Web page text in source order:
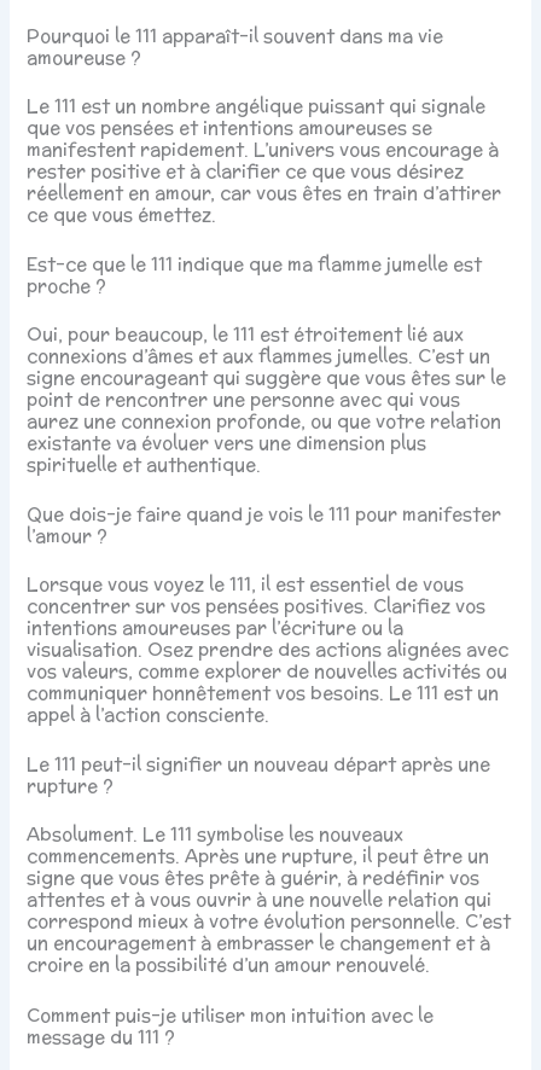
Pourquoi le 111 apparaît-il souvent dans ma vie
amoureuse ?
Le 111 est un nombre angélique puissant qui signale
que vos pensées et intentions amoureuses se
manifestent rapidement. L’univers vous encourage à
rester positive et à clarifier ce que vous désirez
réellement en amour, car vous êtes en train d’attirer
ce que vous émettez.
Est-ce que le 111 indique que ma flamme jumelle est
proche ?
Oui, pour beaucoup, le 111 est étroitement lié aux
connexions d’âmes et aux flammes jumelles. C’est un
signe encourageant qui suggère que vous êtes sur le
point de rencontrer une personne avec qui vous
aurez une connexion profonde, ou que votre relation
existante va évoluer vers une dimension plus
spirituelle et authentique.
Que dois-je faire quand je vois le 111 pour manifester
l’amour ?
Lorsque vous voyez le 111, il est essentiel de vous
concentrer sur vos pensées positives. Clarifiez vos
intentions amoureuses par l’écriture ou la
visualisation. Osez prendre des actions alignées avec
vos valeurs, comme explorer de nouvelles activités ou
communiquer honnêtement vos besoins. Le 111 est un
appel à l’action consciente.
Le 111 peut-il signifier un nouveau départ après une
rupture ?
Absolument. Le 111 symbolise les nouveaux
commencements. Après une rupture, il peut être un
signe que vous êtes prête à guérir, à redéfinir vos
attentes et à vous ouvrir à une nouvelle relation qui
correspond mieux à votre évolution personnelle. C’est
un encouragement à embrasser le changement et à
croire en la possibilité d’un amour renouvelé.
Comment puis-je utiliser mon intuition avec le
message du 111 ?